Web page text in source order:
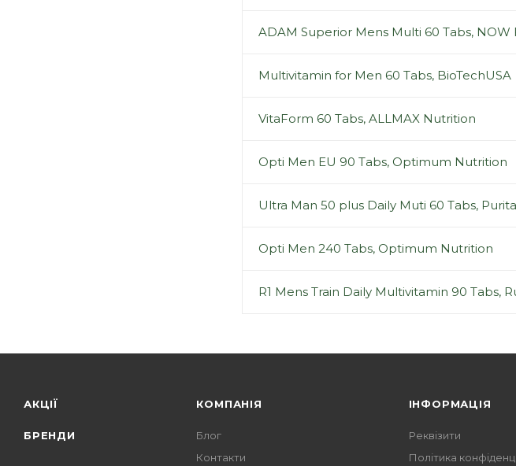
ADAM Superior Mens Multi 60 Tabs, NOW
Multivitamin for Men 60 Tabs, BioTechUSA
VitaForm 60 Tabs, ALLMAX Nutrition
Opti Men EU 90 Tabs, Optimum Nutrition
Ultra Man 50 plus Daily Muti 60 Tabs,
Opti Men 240 Tabs, Optimum Nutrition
R1 Mens Train Daily Multivitamin 90 Tabs,
АКЦІЇ
БРЕНДИ
КОМПАНІЯ
Блог
Контакти
ІНФОРМАЦІЯ
Реквізити
Політика